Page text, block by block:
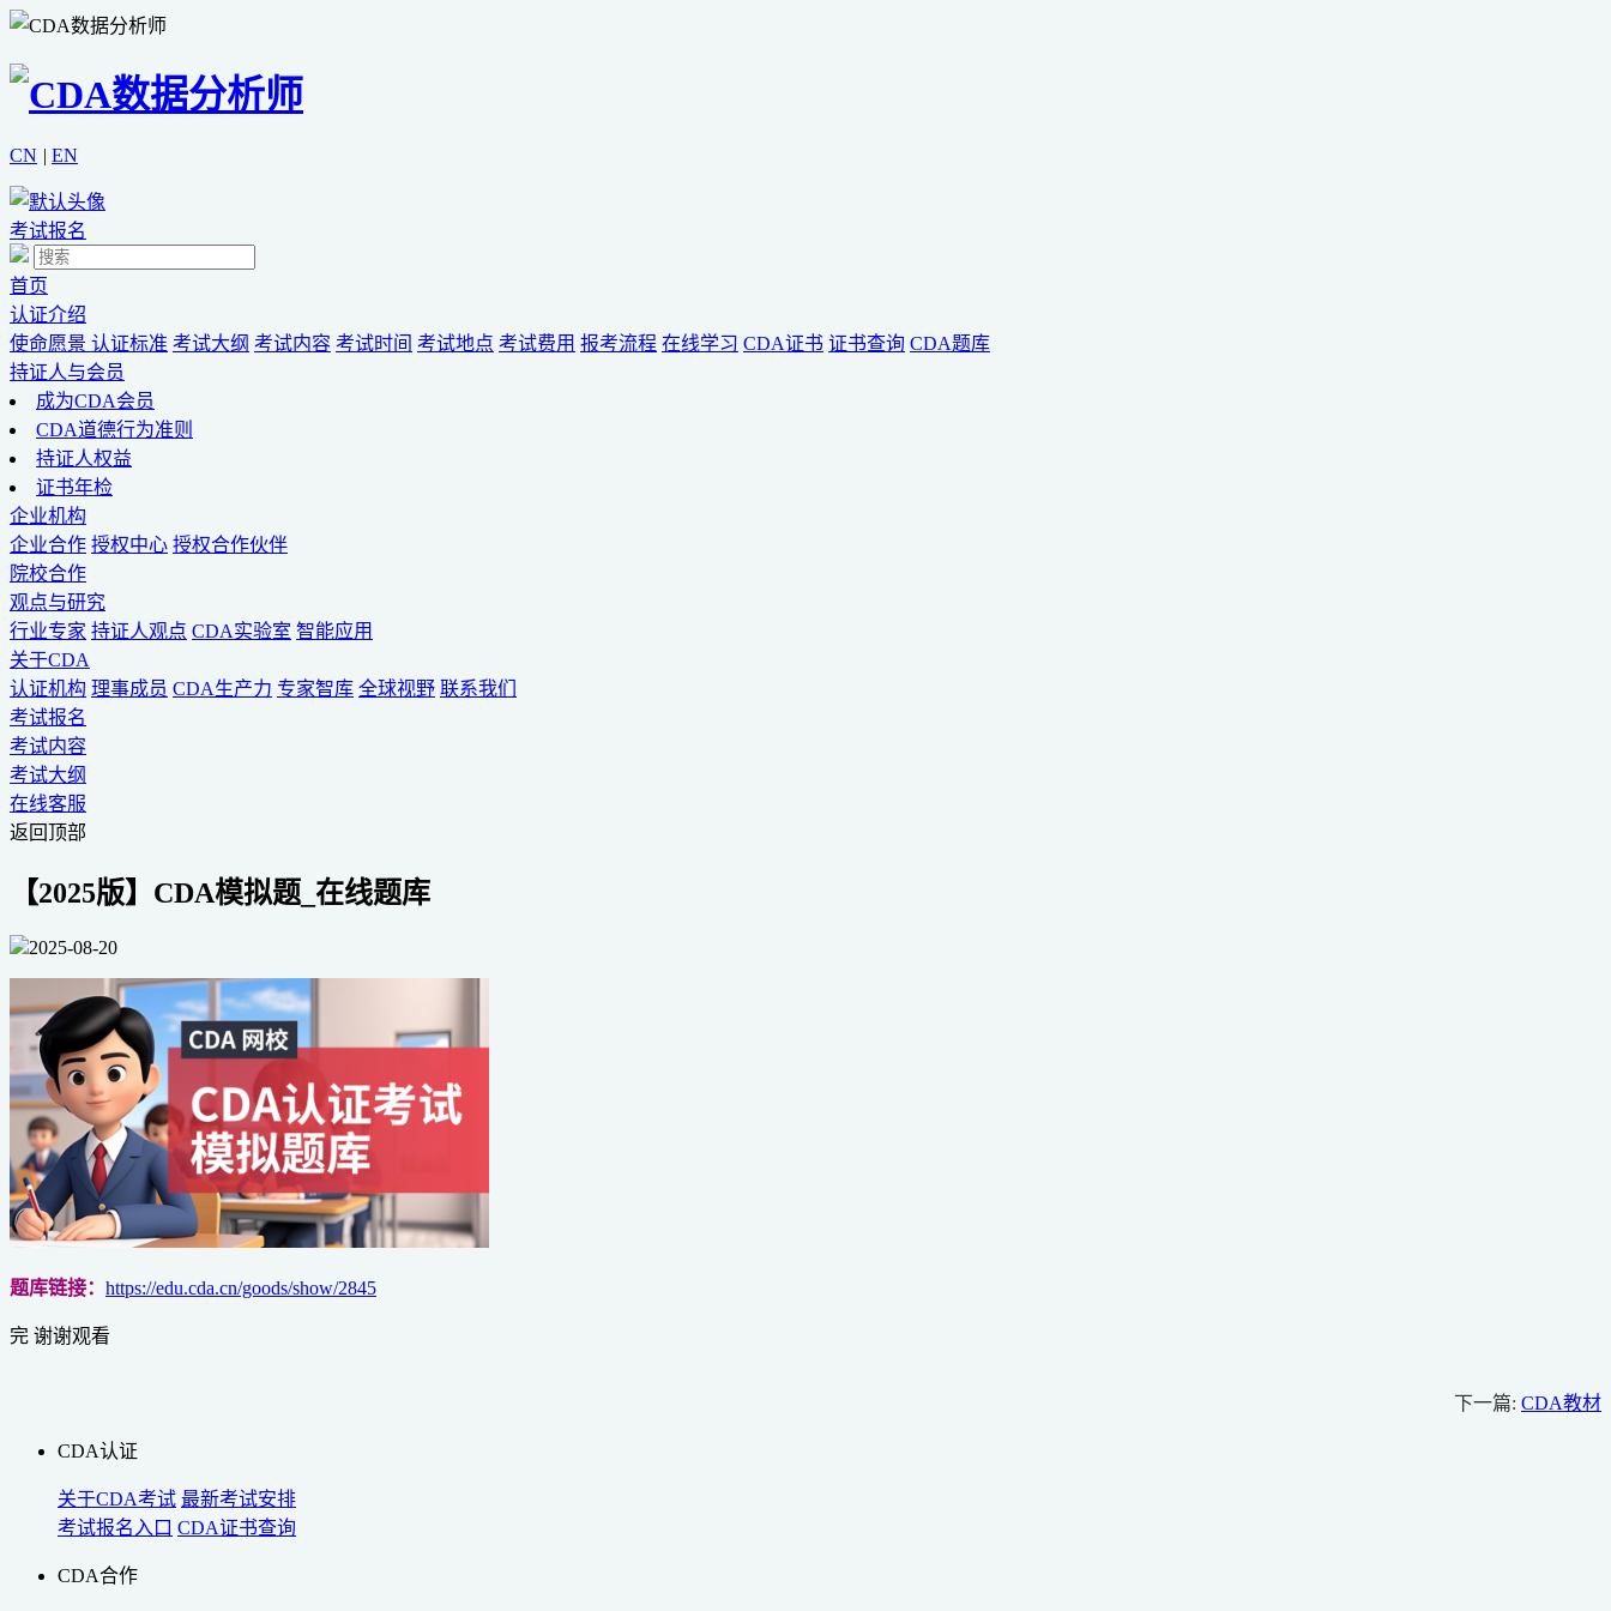
CN | EN
考试报名
首页
认证介绍
使命愿景 认证标准 考试大纲 考试内容 考试时间 考试地点 考试费用 报考流程 在线学习 CDA证书 证书查询 CDA题库
持证人与会员
成为CDA会员
CDA道德行为准则
持证人权益
证书年检
企业机构
企业合作 授权中心 授权合作伙伴
院校合作
观点与研究
行业专家 持证人观点 CDA实验室 智能应用
关于CDA
认证机构 理事成员 CDA生产力 专家智库 全球视野 联系我们
考试报名
考试内容
考试大纲
在线客服
返回顶部
【2025版】CDA模拟题_在线题库
2025-08-20
题库链接： https://edu.cda.cn/goods/show/2845
完 谢谢观看
下一篇: CDA教材
CDA认证
关于CDA考试 最新考试安排
考试报名入口 CDA证书查询
CDA合作